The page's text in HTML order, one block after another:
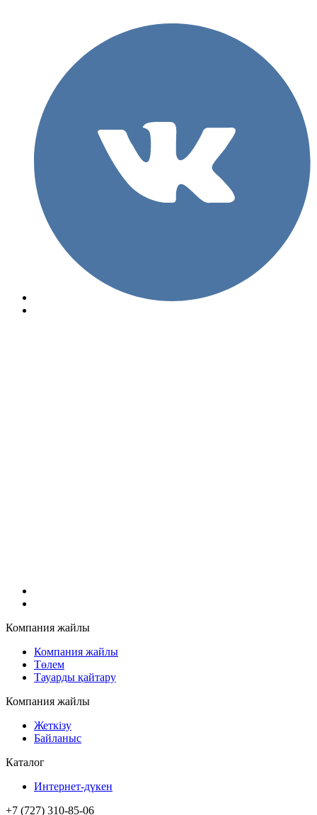
Компания жайлы
Компания жайлы
Төлем
Тауарды қайтару
Компания жайлы
Жеткізу
Байланыс
Каталог
Интернет-дүкен
+7 (727) 310-85-06